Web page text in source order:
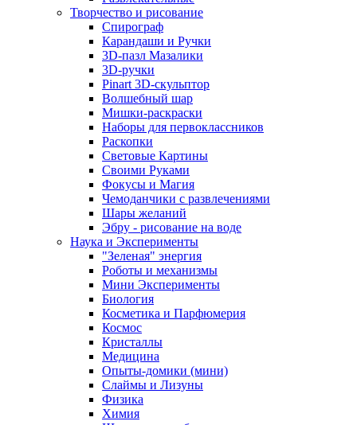
Творчество и рисование
Спирограф
Карандаши и Ручки
3D-пазл Мазалики
3D-ручки
Pinart 3D-скульптор
Волшебный шар
Мишки-раскраски
Наборы для первоклассников
Раскопки
Световые Картины
Своими Руками
Фокусы и Магия
Чемоданчики с развлечениями
Шары желаний
Эбру - рисование на воде
Наука и Эксперименты
"Зеленая" энергия
Роботы и механизмы
Мини Эксперименты
Биология
Косметика и Парфюмерия
Космос
Кристаллы
Медицина
Опыты-домики (мини)
Слаймы и Лизуны
Физика
Химия